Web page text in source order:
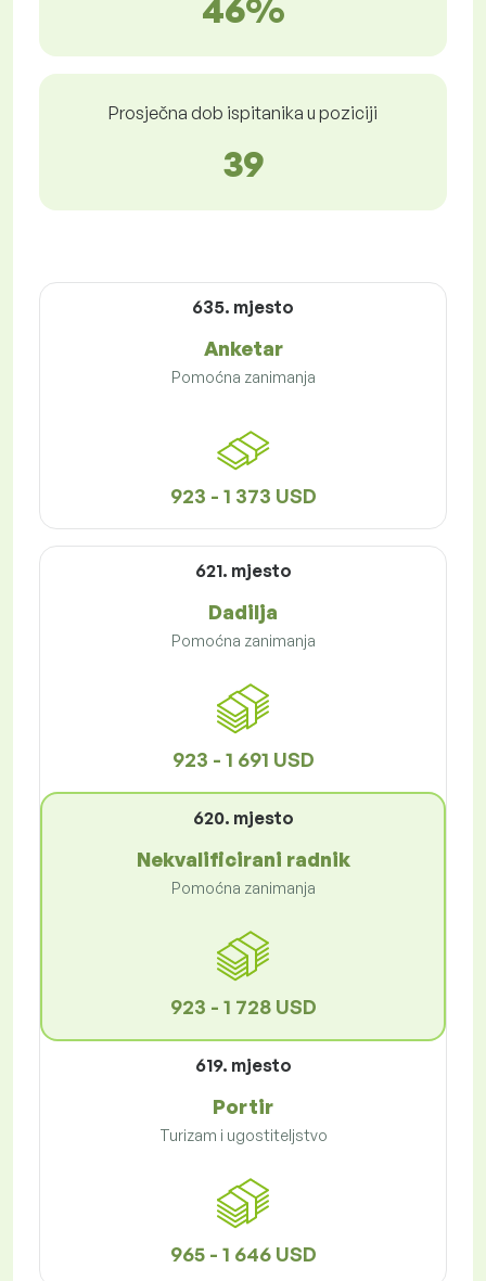
46%
Prosječna dob ispitanika u poziciji
39
635. mjesto
Anketar
Pomoćna zanimanja
923 - 1 373 USD
621. mjesto
Dadilja
Pomoćna zanimanja
923 - 1 691 USD
620. mjesto
Nekvalificirani radnik
Pomoćna zanimanja
923 - 1 728 USD
619. mjesto
Portir
Turizam i ugostiteljstvo
965 - 1 646 USD